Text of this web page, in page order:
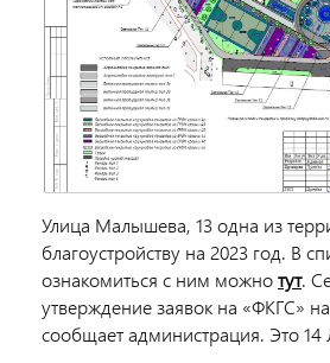
Улица Малышева, 13 одна из
благоустройству на 2023 год. В
ознакомиться с ним можнотут.
утверждение заявок на «ФКГС»
сообщает администрация. Это 14